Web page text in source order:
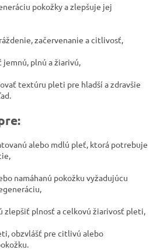
pokožky a zlepšuje jej
začervenanie a citlivosť,
jemnú, plnú a žiarivú,
textúru pleti pre hladší a zdravšie
alebo mdlú pleť, ktorá potrebuje
namáhanú pokožku vyžadujúcu
zlepšiť plnosť a celkovú žiarivosť pleti,
obzvlášť pre citlivú alebo